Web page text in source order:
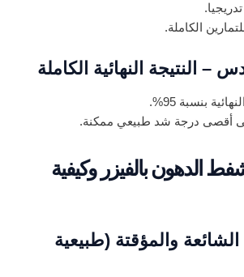
الكاملة.
– النتيجة النهائية الكاملة
بنسبة 95%.
أقصى درجة شد طبيعي ممكنة.
الدهون بالفيزر وكيفية
والمؤقتة (طبيعية